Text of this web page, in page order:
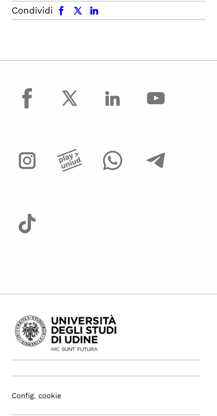
Condividi
facebook x.com linkedin
facebook
Config. cookie